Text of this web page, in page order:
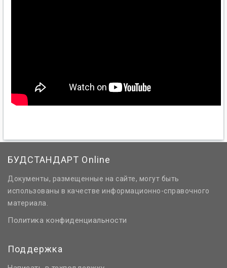
БУДСТАНДАРТ Online
Документы, размещенные на сайте, могут быть
использованы в качестве информационно-справочного
материала.
Политика конфиденциальности
Поддержка